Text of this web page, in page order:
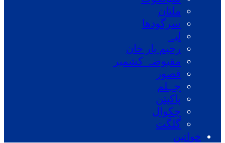
ملتان
سرگودھا
لیہ
رحیم یار خان
مقبوضہ کشمیر
قصور
جہلم
پاکپتن
چکوال
گلگت
خواتین